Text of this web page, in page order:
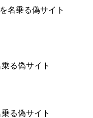
名乗る偽サイト
る偽サイト
る偽サイト